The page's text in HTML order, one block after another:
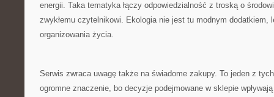
energii. Taka tematyka łączy odpowiedzialność z troską o
zwykłemu czytelnikowi. Ekologia nie jest tu modnym dodatkiem,
organizowania życia.
Serwis zwraca uwagę także na świadome zakupy. To jeden z
ogromne znaczenie, bo decyzje podejmowane w sklepie